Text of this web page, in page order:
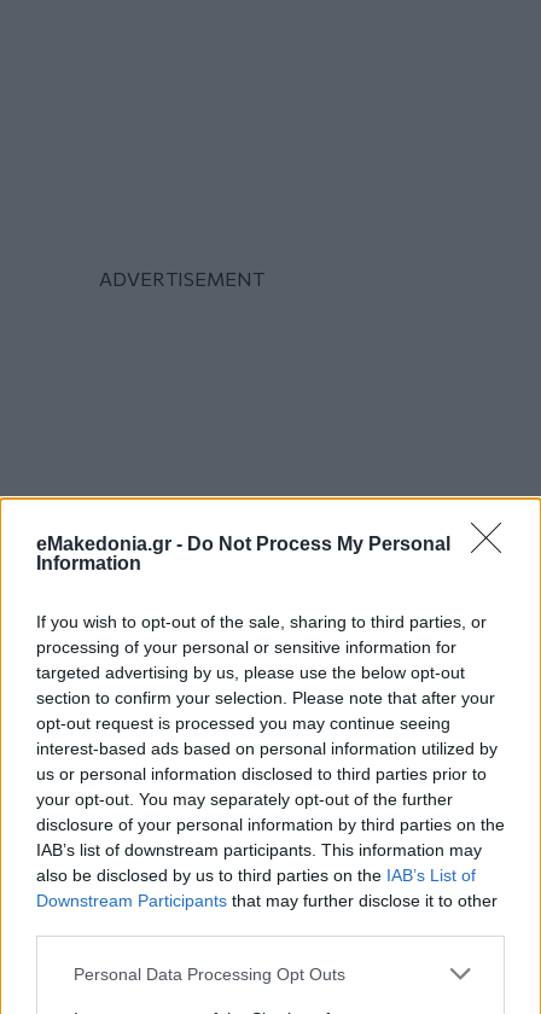
eMakedonia.gr - Do Not Process My Personal
Information
If you wish to opt-out of the sale, sharing to third parties, or
processing of your personal or sensitive information for
targeted advertising by us, please use the below opt-out
section to confirm your selection. Please note that after your
opt-out request is processed you may continue seeing
interest-based ads based on personal information utilized by
us or personal information disclosed to third parties prior to
your opt-out. You may separately opt-out of the further
disclosure of your personal information by third parties on the
IAB’s list of downstream participants. This information may
also be disclosed by us to third parties on the IAB’s List of
Downstream Participants that may further disclose it to other
Please note that this website/app uses one or more Google
Personal Data Processing Opt Outs
Διαβάστε περισσότερα
πριν 59 λεπτά
Θεσσαλονίκη: Το
κάτω στα λεωφορεία